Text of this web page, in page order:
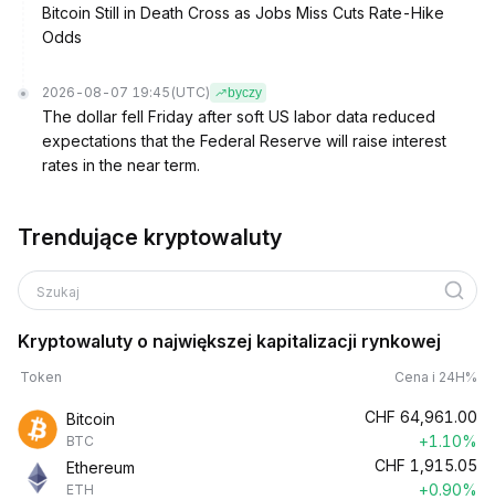
Bitcoin Still in Death Cross as Jobs Miss Cuts Rate-Hike
Odds
2026-08-07 19:45 (UTC) byczy
The dollar fell Friday after soft US labor data reduced
expectations that the Federal Reserve will raise interest
rates in the near term.
Trendujące kryptowaluty
Szukaj
Kryptowaluty o największej kapitalizacji rynkowej
Token Cena i 24H%
Bitcoin
BTC
CHF 64,961.00
+1.10%
Ethereum
ETH
CHF 1,915.05
+0.90%